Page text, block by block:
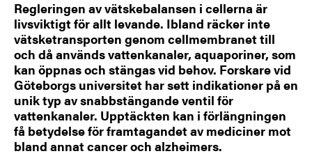
Regleringen av vätskebalansen i cellerna är
livsviktigt för allt levande. Ibland räcker inte
vätsketransporten genom cellmembranet till
och då används vattenkanaler, aquaporiner, som
kan öppnas och stängas vid behov. Forskare vid
Göteborgs universitet har sett indikationer på en
unik typ av snabbstängande ventil för
vattenkanaler. Upptäckten kan i förlängningen
få betydelse för framtagandet av mediciner mot
bland annat cancer och alzheimers.